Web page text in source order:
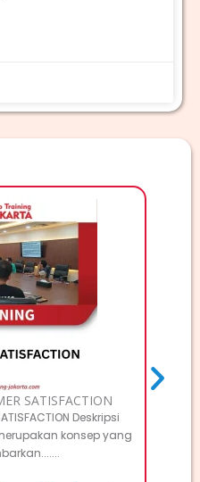
SATISFACTION
Deskripsi
konsep yang